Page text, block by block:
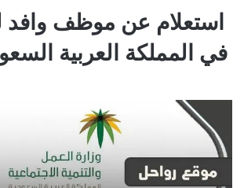
استعلام عن موظف وافد
في المملكة العربية السعودية